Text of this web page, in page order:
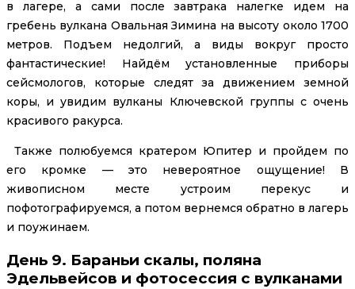
в лагере, а сами после завтрака налегке идем на
гребень вулкана Овальная Зимина на высоту около 1700
метров. Подъем недолгий, а виды вокруг просто
фантастические! Найдём установленные приборы
сейсмологов, которые следят за движением земной
коры, и увидим вулканы Ключевской группы с очень
красивого ракурса.
Также полюбуемся кратером Юпитер и пройдем по
его кромке — это невероятное ощущение! В
живописном месте устроим перекус и
пофотографируемся, а потом вернемся обратно в лагерь
и поужинаем.
День 9. Бараньи скалы, поляна
Эдельвейсов и фотосессия с вулканами